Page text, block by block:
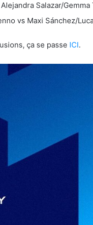
Salazar/Gemma
vs Maxi Sánchez/
ça se passe ICI.